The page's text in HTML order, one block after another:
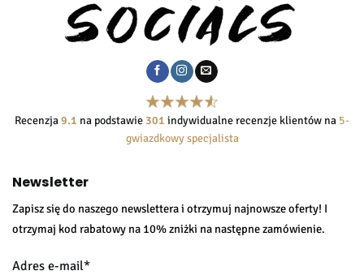
Recenzja9.1 na podstawie 301 indywidualne recenzje klientów na 5-
gwiazdkowy specjalista
Newsletter
Zapisz się do naszego newslettera i otrzymuj najnowsze oferty! I
otrzymaj kod rabatowy na 10% zniżki na następne zamówienie.
Adres e-mail*